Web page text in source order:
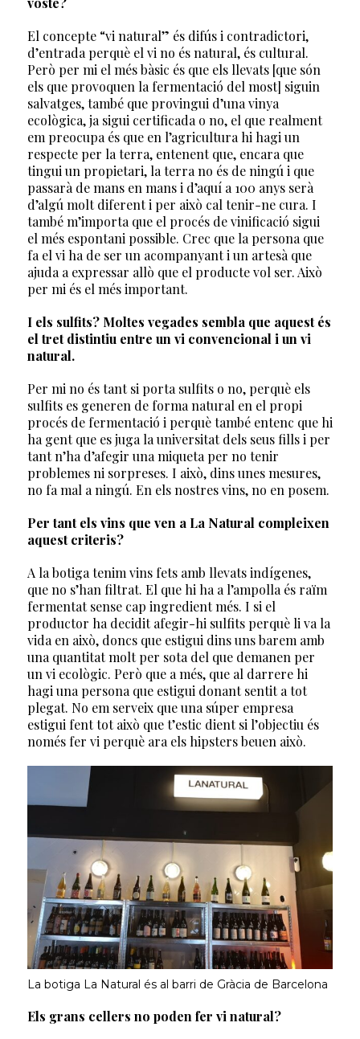
El concepte “vi natural” és difús i contradictori,
d’entrada perquè el vi no és natural, és cultural.
Però per mi el més bàsic és que els llevats [que són
els que provoquen la fermentació del most] siguin
salvatges, també que provingui d’una vinya
ecològica, ja sigui certificada o no, el que realment
em preocupa és que en l’agricultura hi hagi un
respecte per la terra, entenent que, encara que
tingui un propietari, la terra no és de ningú i que
passarà de mans en mans i d’aquí a 100 anys serà
d’algú molt diferent i per això cal tenir-ne cura. I
també m’importa que el procés de vinificació sigui
el més espontani possible. Crec que la persona que
fa el vi ha de ser un acompanyant i un artesà que
ajuda a expressar allò que el producte vol ser. Això
per mi és el més important.
I els sulfits? Moltes vegades sembla que aquest és
el tret distintiu entre un vi convencional i un vi
natural.
Per mi no és tant si porta sulfits o no, perquè els
sulfits es generen de forma natural en el propi
procés de fermentació i perquè també entenc que hi
ha gent que es juga la universitat dels seus fills i per
tant n’ha d’afegir una miqueta per no tenir
problemes ni sorpreses. I això, dins unes mesures,
no fa mal a ningú. En els nostres vins, no en posem.
Per tant els vins que ven a La Natural compleixen
aquest criteris?
A la botiga tenim vins fets amb llevats indígenes,
que no s’han filtrat. El que hi ha a l’ampolla és raïm
fermentat sense cap ingredient més. I si el
productor ha decidit afegir-hi sulfits perquè li va la
vida en això, doncs que estigui dins uns barem amb
una quantitat molt per sota del que demanen per
un vi ecològic. Però que a més, que al darrere hi
hagi una persona que estigui donant sentit a tot
plegat. No em serveix que una súper empresa
estigui fent tot això que t’estic dient si l’objectiu és
només fer vi perquè ara els hipsters beuen això.
La botiga La Natural és al barri de Gràcia de Barcelona
Els grans cellers no poden fer vi natural?